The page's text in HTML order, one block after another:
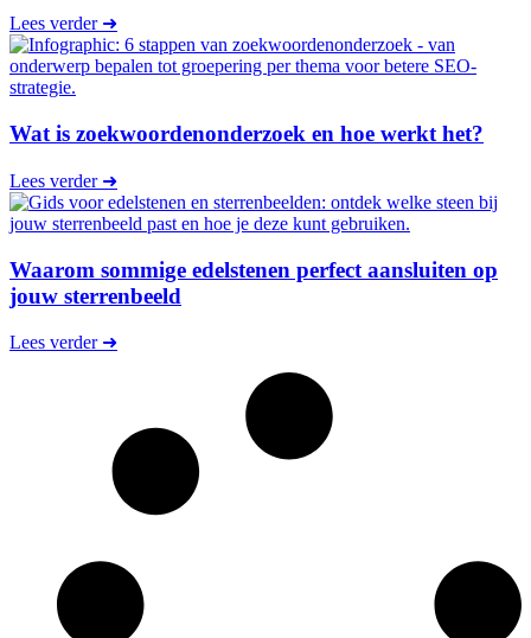
Lees verder ➜
Wat is zoekwoordenonderzoek en hoe werkt het?
Lees verder ➜
Waarom sommige edelstenen perfect aansluiten op
jouw sterrenbeeld
Lees verder ➜